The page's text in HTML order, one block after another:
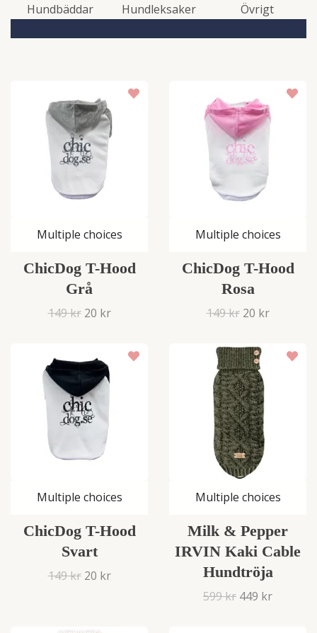
Hundbäddar
Hundleksaker Övrigt
Multiple choices
ChicDog T-Hood
Grå
149 kr 20 kr
Multiple choices
ChicDog T-Hood
Rosa
149 kr 20 kr
Multiple choices
ChicDog T-Hood
Svart
149 kr 20 kr
Multiple choices
Milk & Pepper
IRVIN Kaki Cable
Hundtröja
599 kr 449 kr